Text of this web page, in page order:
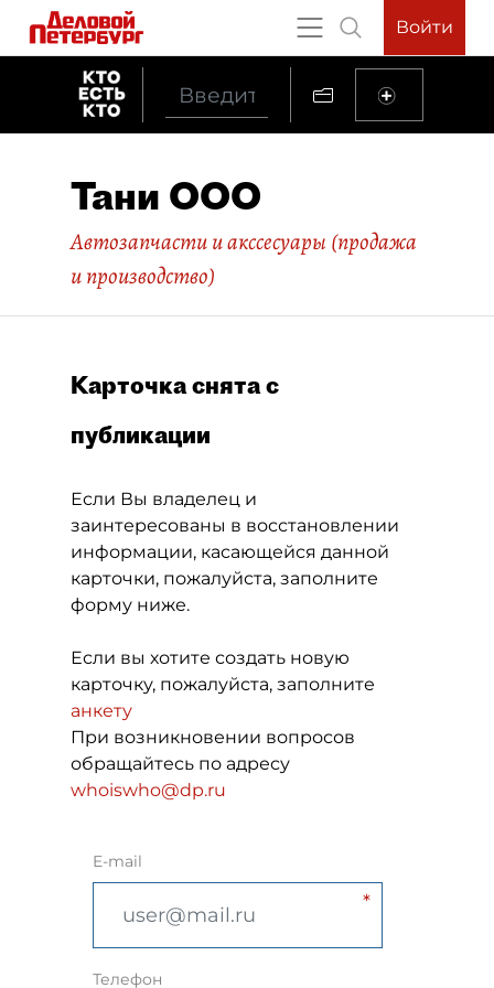
Войти
Тани ООО
Автозапчасти и акссесуары (продажа
и производство)
Карточка снята с
публикации
Если Вы владелец и
заинтересованы в восстановлении
информации, касающейся данной
карточки, пожалуйста, заполните
форму ниже.
Если вы хотите создать новую
карточку, пожалуйста, заполните
анкету
При возникновении вопросов
обращайтесь по адресу
whoiswho@dp.ru
E-mail
Телефон